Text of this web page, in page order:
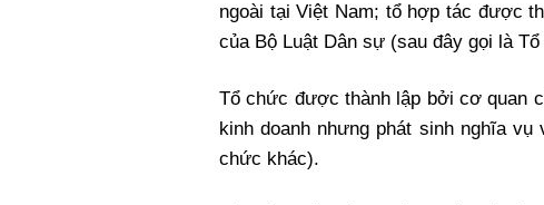
ngoài tại Việt Nam; tổ hợp tác được
của Bộ Luật Dân sự (sau đây gọi là
Tổ chức được thành lập bởi cơ quan
kinh doanh nhưng phát sinh nghĩa
chức khác).